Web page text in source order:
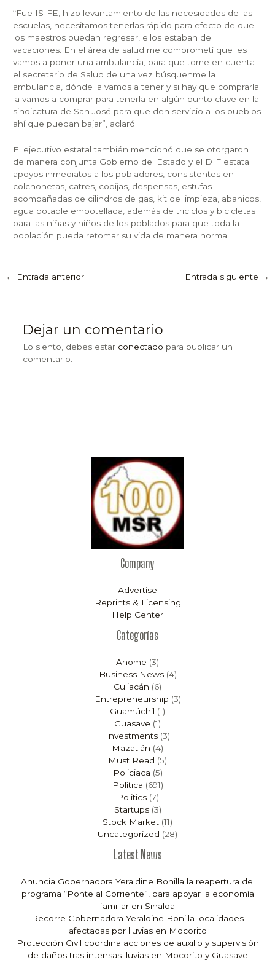
“Fue ISIFE, hizo levantamiento de las necesidades de las
escuelas, necesitamos tenerlas rápido para efecto de que
los maestros puedan regresar, ellos estaban de
vacaciones. En el área de salud me comprometí que les
vamos a poner una ambulancia, para que tome en cuenta
el secretario de Salud de una vez búsquenme la
ambulancia, dónde la vamos a tener y si hay que comprarla
la vamos a comprar para tenerla en algún punto clave en la
sindicatura de San José para que den servicio a los pueblos
ahí que puedan bajar”, aclaró.
El ejecutivo estatal también mencionó que se otorgaron
de manera conjunta Gobierno del Estado y el DIF estatal
apoyos inmediatos a los pobladores, consistentes en
colchonetas, catres, cobijas, despensas, estufas
acompañadas de cilindros de gas, kit de limpieza, abanicos,
agua potable embotellada, además de triciclos y bicicletas
para las niñas y niños de los poblados para que toda la
población pueda retomar su vida de manera normal.
← Entrada anterior Entrada siguiente →
Dejar un comentario
Lo siento, debes estar conectado para publicar un
comentario.
Company
Advertise
Reprints & Licensing
Help Center
Categorías
Ahome (3)
Business News(4)
Culiacán (6)
Entrepreneurship (3)
Guamúchil (1)
Guasave (1)
Investments(3)
Mazatlán (4)
Must Read (5)
Policiaca (5)
Política (691)
Politics(7)
Startups(3)
Stock Market (11)
Uncategorized (28)
Latest News
Anuncia Gobernadora Yeraldine Bonilla la reapertura del
programa “Ponte al Corriente”, para apoyar la economía
familiar en Sinaloa
Recorre Gobernadora Yeraldine Bonilla localidades
afectadas por lluvias en Mocorito
Protección Civil coordina acciones de auxilio y supervisión
de daños tras intensas lluvias en Mocorito y Guasave